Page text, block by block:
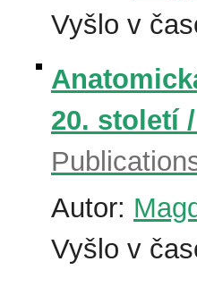
Vyšlo v
20. století /
Autor:
Vyšlo v